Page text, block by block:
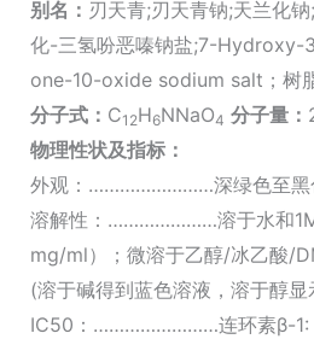
别名： 刃天青;刃天青钠;天兰化
化-三氢吩恶嗪钠盐;7-
one-10-oxide sodium salt；树
分子式： C12H6NNaO4 分子量：
物理性状及指标：
外观：……………………深绿色至黑
溶解性：…………………溶于水和1M
mg/ml）；微溶于乙醇/冰乙酸/
(溶于碱得到蓝色溶液，溶于醇
IC50：……………………连环素β-1: